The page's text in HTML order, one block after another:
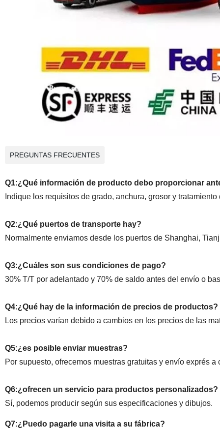
PREGUNTAS FRECUENTES
Q1:¿Qué información de producto debo proporcionar
Indique los requisitos de grado, anchura, grosor y
Q2:¿Qué puertos de transporte hay?
Normalmente enviamos desde los puertos de Shanghai,
Q3:¿Cuáles son sus condiciones de pago?
30% T/T por adelantado y 70% de saldo antes del envío o
Q4:¿Qué hay de la información de precios de productos?
Los precios varían debido a cambios en los precios de las
Q5:¿es posible enviar muestras?
Por supuesto, ofrecemos muestras gratuitas y envío exprés
Q6:¿ofrecen un servicio para productos personalizados?
Sí, podemos producir según sus especificaciones y dibujos.
Q7:¿Puedo pagarle una visita a su fábrica?